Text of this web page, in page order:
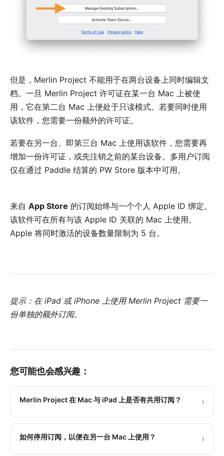
但是，Merlin Project 不能用于在两台设备上同时编辑文
档。一旦 Merlin Project 许可证在某一台 Mac 上被使
用，它在第二台 Mac 上便处于只读模式。若要同时使用
该软件，您需要一份额外的许可证。
若要在另一台、即第三台 Mac 上使用该软件，您需要再
增加一份许可证，或先注销之前的某台设备。 多用户订阅
仅在通过 Paddle 结算的 PW Store 版本中可用。
来自 App Store 的订阅始终与一个个人 Apple ID 绑定。
该软件可在所有与该 Apple ID 关联的 Mac 上使用。
Apple 将同时激活的设备数量限制为 5 台。
提示：在 iPad 或 iPhone 上使用 Merlin Project 需要一
份单独的额外订阅。
您可能也会感兴趣：
Merlin Project 在 Mac 与 iPad 上是否有共用订阅？ ›
如何停用订阅，以便在另一台 Mac 上使用？ ›